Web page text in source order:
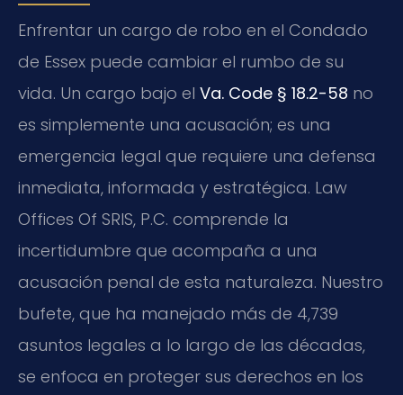
Enfrentar un cargo de robo en el Condado
de Essex puede cambiar el rumbo de su
vida. Un cargo bajo el Va. Code § 18.2-58 no
es simplemente una acusación; es una
emergencia legal que requiere una defensa
inmediata, informada y estratégica. Law
Offices Of SRIS, P.C. comprende la
incertidumbre que acompaña a una
acusación penal de esta naturaleza. Nuestro
bufete, que ha manejado más de 4,739
asuntos legales a lo largo de las décadas,
se enfoca en proteger sus derechos en los